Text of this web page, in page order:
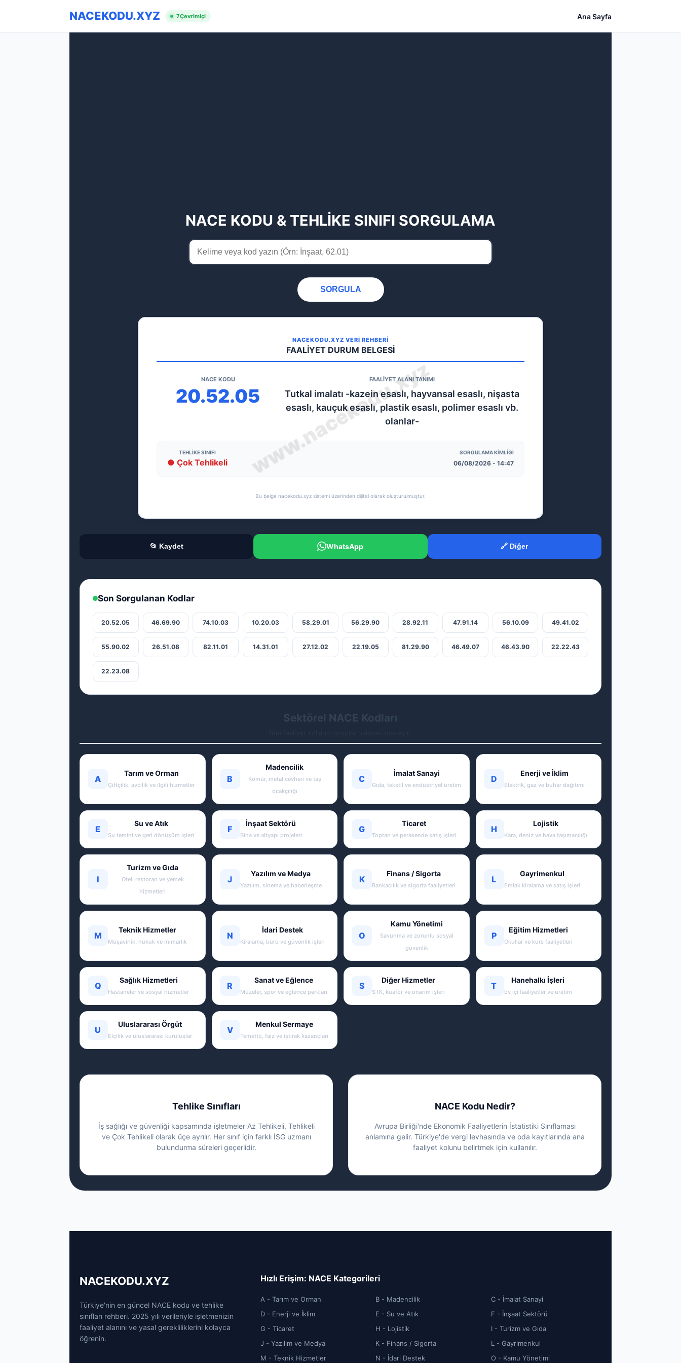
NACEKODU.XYZ 7Çevrimiçi Ana Sayfa
NACE KODU & TEHLİKE SINIFI SORGULAMA
SORGULA
NACEKODU.XYZ VERİ REHBERİ
FAALİYET DURUM BELGESİ
NACE KODU
20.52.05
FAALİYET ALANI TANIMI
Tutkal imalatı -kazein esaslı, hayvansal esaslı, nişasta
esaslı, kauçuk esaslı, plastik esaslı, polimer esaslı vb.
olanlar-
TEHLIKE SINIFI
● Çok Tehlikeli
SORGULAMA KIMLIĞI
06/08/2026 - 14:47
Bu belge nacekodu.xyz sistemi üzerinden dijital olarak oluşturulmuştur.
📂 Kaydet WhatsApp 🔗 Diğer
Son Sorgulanan Kodlar
20.52.05 46.69.90 74.10.03 10.20.03 58.29.01 56.29.90 28.92.11 47.91.14 56.10.09 49.41.02
55.90.02 26.51.08 82.11.01 14.31.01 27.12.02 22.19.05 81.29.90 46.49.07 46.43.90 22.22.43
22.23.08
Sektörel NACE Kodları
A
Tarım ve Orman
Çiftçilik, avcılık ve ilgili hizmetler
B
Madencilik
Kömür, metal cevheri ve taş
ocakçılığı
C
İmalat Sanayi
Gıda, tekstil ve endüstriyel üretim
D
Enerji ve İklim
Elektrik, gaz ve buhar dağıtımı
E
Su ve Atık
Su temini ve geri dönüşüm işleri
F
İnşaat Sektörü
Bina ve altyapı projeleri
G
Ticaret
Toptan ve perakende satış işleri
H
Lojistik
Kara, deniz ve hava taşımacılığı
I
Turizm ve Gıda
Otel, restoran ve yemek
hizmetleri
J
Yazılım ve Medya
Yazılım, sinema ve haberleşme
K
Finans / Sigorta
Bankacılık ve sigorta faaliyetleri
L
Gayrimenkul
Emlak kiralama ve satış işleri
M
Teknik Hizmetler
Müşavirlik, hukuk ve mimarlık
N
İdari Destek
Kiralama, büro ve güvenlik işleri
O
Kamu Yönetimi
Savunma ve zorunlu sosyal
güvenlik
P
Eğitim Hizmetleri
Okullar ve kurs faaliyetleri
Q
Sağlık Hizmetleri
Hastaneler ve sosyal hizmetler
R
Sanat ve Eğlence
Müzeler, spor ve eğlence parkları
S
Diğer Hizmetler
STK, kuaför ve onarım işleri
T
Hanehalkı İşleri
Ev içi faaliyetler ve üretim
U
Uluslararası Örgüt
Elçilik ve uluslararası kuruluşlar
V
Menkul Sermaye
Temettü, faiz ve iştirak kazançları
Tehlike Sınıfları
İş sağlığı ve güvenliği kapsamında işletmeler Az Tehlikeli, Tehlikeli
ve Çok Tehlikeli olarak üçe ayrılır. Her sınıf için farklı İSG uzmanı
bulundurma süreleri geçerlidir.
NACE Kodu Nedir?
Avrupa Birliği'nde Ekonomik Faaliyetlerin İstatistiki Sınıflaması
anlamına gelir. Türkiye'de vergi levhasında ve oda kayıtlarında ana
faaliyet kolunu belirtmek için kullanılır.
NACEKODU.XYZ
Türkiye'nin en güncel NACE kodu ve tehlike
sınıfları rehberi. 2025 yılı verileriyle işletmenizin
faaliyet alanını ve yasal gerekliliklerini kolayca
öğrenin.
Hızlı Erişim: NACE Kategorileri
A - Tarım ve Orman B - Madencilik
C - İmalat Sanayi
D - Enerji ve İklim
E - Su ve Atık
F - İnşaat Sektörü
G - Ticaret
H - Lojistik
I - Turizm ve Gıda
J - Yazılım ve Medya
K - Finans / Sigorta
L - Gayrimenkul
M - Teknik Hizmetler
N - İdari Destek O - Kamu Yönetimi